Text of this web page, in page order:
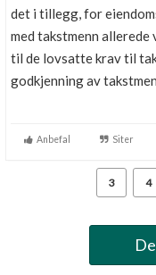
det i tillegg, for
med takstmenn
til de lovsatte krav til
godkjenning av
Anbefal Siter
3 4